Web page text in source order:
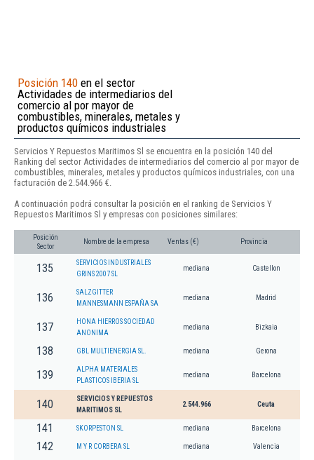
Posición 140 en el sector
Actividades de intermediarios del
comercio al por mayor de
combustibles, minerales, metales y
productos químicos industriales
Servicios Y Repuestos Maritimos Sl se encuentra en la posición 140 del
Ranking del sector Actividades de intermediarios del comercio al por mayor de
combustibles, minerales, metales y productos químicos industriales, con una
facturación de 2.544.966 €.
A continuación podrá consultar la posición en el ranking de Servicios Y
Repuestos Maritimos Sl y empresas con posiciones similares:
Posición
Sector
Nombre de la empresa Ventas (€) Provincia
135
SERVICIOS INDUSTRIALES
GRINS 2007 SL
mediana Castellon
136
SALZGITTER
MANNESMANN ESPAÑA SA
mediana Madrid
137
HONA HIERROS SOCIEDAD
ANONIMA
mediana Bizkaia
138 GBL MULTIENERGIA SL. mediana Gerona
139
ALPHA MATERIALES
PLASTICOS IBERIA SL
mediana Barcelona
140
SERVICIOS Y REPUESTOS
MARITIMOS SL
2.544.966 Ceuta
141 SKORPESTON SL mediana Barcelona
142 M Y R CORBERA SL mediana Valencia